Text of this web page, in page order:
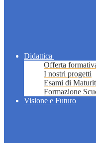
Didattica
Offerta
I nostri progetti
Esami di
Formazione
Visione e Futuro